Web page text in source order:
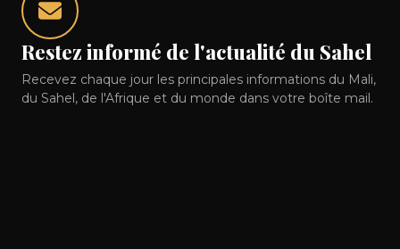
Restez informé de l'actualité du Sahel
Recevez chaque jour les principales informations du Mali,
du Sahel, de l'Afrique et du monde dans votre boîte mail.